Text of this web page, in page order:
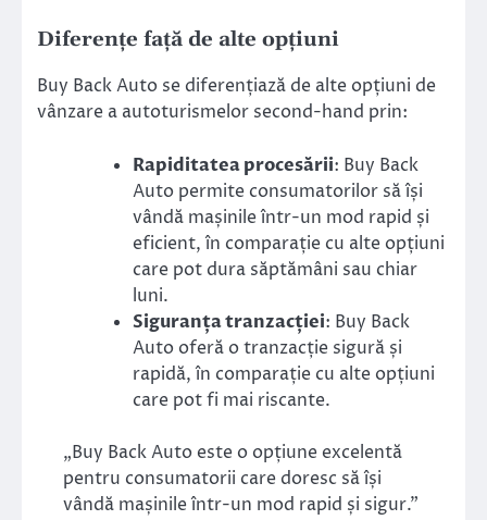
Diferențe față de alte opțiuni
Buy Back Auto se diferențiază de alte opțiuni de
vânzare a autoturismelor second-hand prin:
Rapiditatea procesării: Buy Back
Auto permite consumatorilor să își
vândă mașinile într-un mod rapid și
eficient, în comparație cu alte opțiuni
care pot dura săptămâni sau chiar
luni.
Siguranța tranzacției: Buy Back
Auto oferă o tranzacție sigură și
rapidă, în comparație cu alte opțiuni
care pot fi mai riscante.
„Buy Back Auto este o opțiune excelentă
pentru consumatorii care doresc să își
vândă mașinile într-un mod rapid și sigur.”